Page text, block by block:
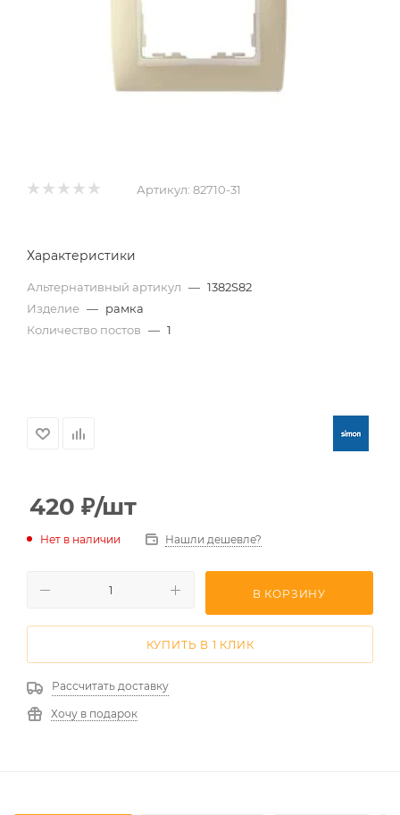
Артикул: 82710-31
Характеристики
Альтернативный артикул — 1382S82
Изделие — рамка
Количество постов — 1
420 ₽/шт
Нет в наличии Нашли дешевле?
В КОРЗИНУ
КУПИТЬ В 1 КЛИК
Рассчитать доставку
Хочу в подарок